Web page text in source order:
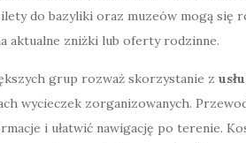
do bazyliki oraz muzeów mogą się
aktualne zniżki lub oferty rodzinne.
grup rozważ skorzystanie z
wycieczek zorganizowanych.
i ułatwić nawigację po terenie.